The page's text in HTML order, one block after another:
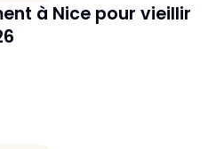
à Nice pour vieillir